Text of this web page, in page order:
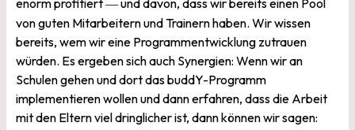
enorm profitiert—und davon, dass wir bereits einen Pool
von guten Mitarbeitern und Trainern haben. Wir wissen
bereits, wem wir eine Programmentwicklung zutrauen
würden. Es ergeben sich auch Synergien: Wenn wir an
Schulen gehen und dort das buddY-Programm
implementieren wollen und dann erfahren, dass die Arbeit
mit den Eltern viel dringlicher ist, dann können wir sagen: